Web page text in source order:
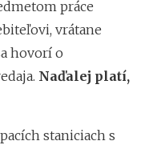
práce
vrátane
hovorí o
Naďalej platí,
staniciach s